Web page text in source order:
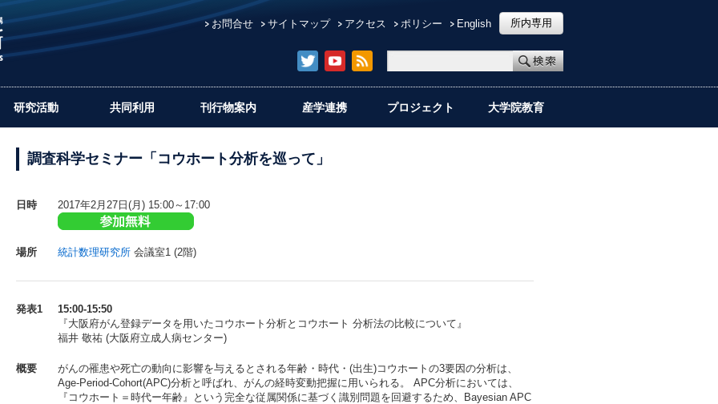
お問合せ サイトマップ アクセス ポリシー English 所内専用
研究活動 共同利用 刊行物案内 産学連携 プロジェクト 大学院教育
調査科学セミナー「コウホート分析を巡って」
日時 2017年2月27日(月) 15:00～17:00
場所 統計数理研究所 会議室1 (2階)
発表1
15:00-15:50
『大阪府がん登録データを用いたコウホート分析とコウホート 分析法の比較について』
福井 敬祐 (大阪府立成人病センター)
概要
がんの罹患や死亡の動向に影響を与えるとされる年齢・時代・(出生)コウホートの3要因の分析は、
Age-Period-Cohort(APC)分析と呼ばれ、がんの経時変動把握に用いられる。 APC分析においては、
『コウホート＝時代ー年齢』という完全な従属関係に基づく識別問題を回避するため、Bayesian APC